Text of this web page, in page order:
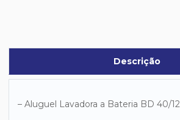
Descrição
– Aluguel Lavadora a Bateria BD 40/